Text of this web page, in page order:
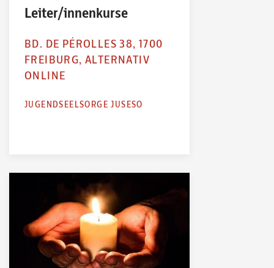
Leiter/innenkurse
BD. DE PÉROLLES 38, 1700
FREIBURG, ALTERNATIV
ONLINE
JUGENDSEELSORGE JUSESO